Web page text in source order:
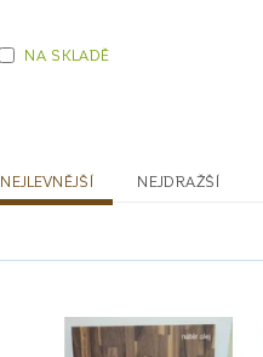
NA SKLADĚ
NEJLEVNĚJŠÍ NEJDRAŽŠÍ